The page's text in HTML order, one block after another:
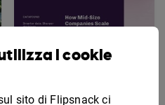
i cookie
sito di Flipsnack ci